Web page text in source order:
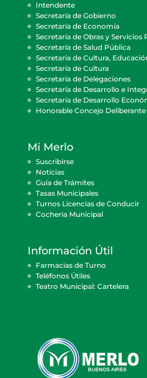
Intendente
Secretaría de Gobierno
Secretaría de Economía
Secretaría de Obras y Servicios
Secretaría de Salud Pública
Secretaría de Cultura,
Secretaría de Cultura
Secretaría de Delegaciones
Secretaría de Desarrollo e
Secretaría de Desarrollo
Honorable Concejo Deliberante
Mi Merlo
Suscribirse
Noticias
Guía de Trámites
Tasas Municipales
Turnos Licencias de Conducir
Cocheria Municipal
Información Útil
Farmacias de Turno
Teléfonos Útiles
Teatro Municipal: Cartelera